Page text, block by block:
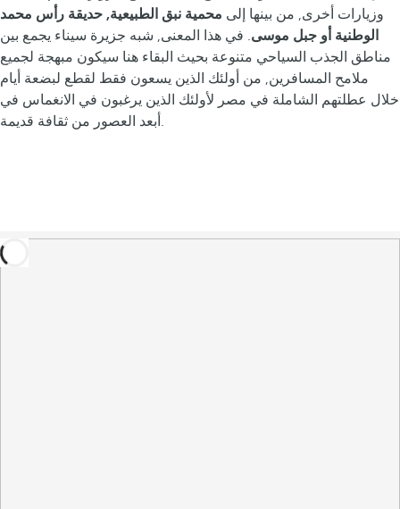
وزيارات أخرى, من بينها إلى محمية نبق الطبيعية, حديقة رأس محمد
الوطنية أو جبل موسى. في هذا المعنى, شبه جزيرة سيناء يجمع بين
مناطق الجذب السياحي متنوعة بحيث البقاء هنا سيكون مبهجة لجميع
ملامح المسافرين, من أولئك الذين يسعون فقط لقطع لبضعة أيام
خلال عطلتهم الشاملة في مصر لأولئك الذين يرغبون في الانغماس في
أبعد العصور من ثقافة قديمة.